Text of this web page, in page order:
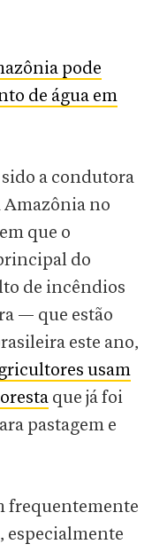
pode
de água em
a condutora
no
que o
do
de incêndios
— que estão
este ano,
usam
que já foi
pastagem e
frequentemente
especialmente